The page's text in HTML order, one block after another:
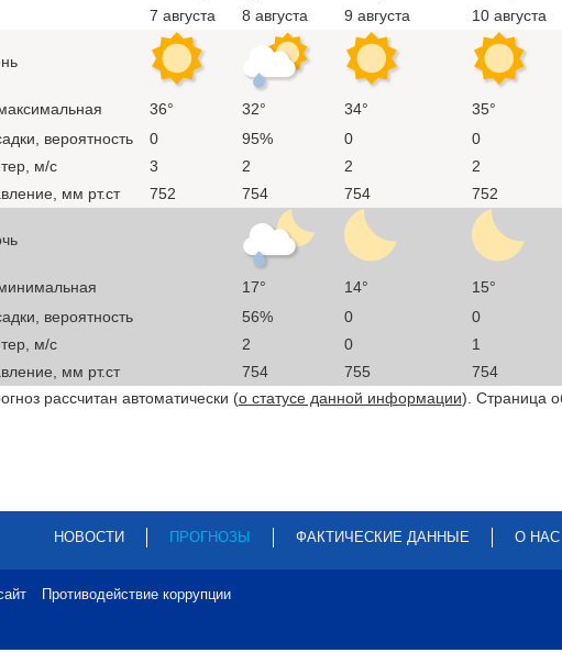
7 августа
8 августа
9 августа
10 августа
36° 32° 34° 35°
вероятность
0 95% 0 0
м/с
3 2 2 2
мм рт.ст
752 754 754 752
17° 14° 15°
вероятность
56% 0 0
м/с
2 0 1
мм рт.ст
754 755 754
рассчитан автоматически (о статусе данной информации). Страница
НОВОСТИ ПРОГНОЗЫ ФАКТИЧЕСКИЕ ДАННЫЕ О НАС
Противодействие коррупции